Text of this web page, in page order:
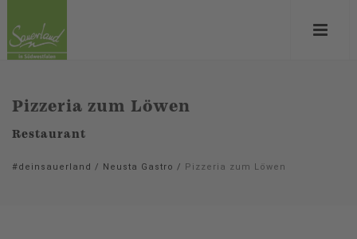
Pizzeria zum Löwen
Restaurant
#deinsauerland / Neusta Gastro / Pizzeria zum Löwen